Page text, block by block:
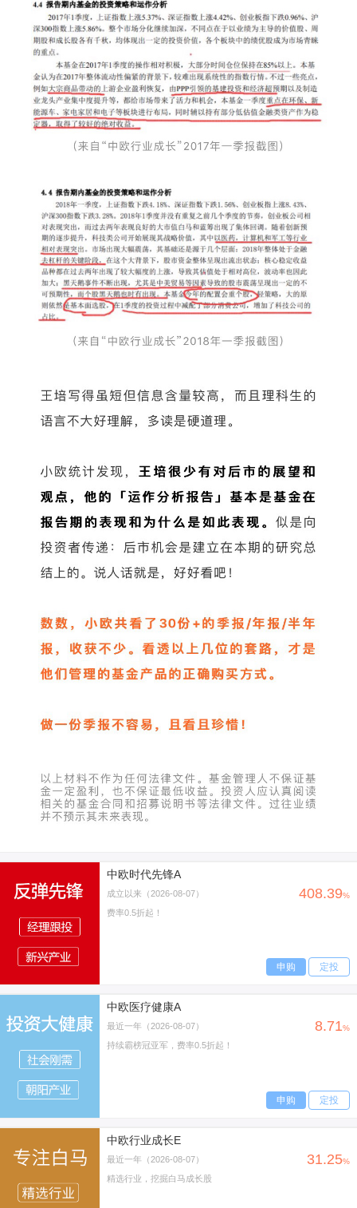
中欧时代先锋A
成立以来（2026-08-07） 408.39%
费率0.5折起！
申购 定投
中欧医疗健康A
最近一年（2026-08-07） 8.71%
持续霸榜冠亚军，费率0.5折起！
申购 定投
中欧行业成长E
最近一年（2026-08-07） 31.25%
精选行业，挖掘白马成长股